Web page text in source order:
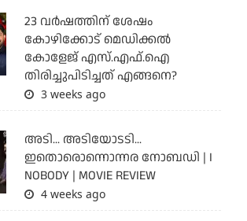
23 വർഷത്തിന് ശേഷം
കോഴിക്കോട് മെഡിക്കൽ
കോളേജ് എസ്.എഫ്.ഐ
തിരിച്ചുപിടിച്ചത് എങ്ങനെ?
3 weeks ago
അടി... അടിയോടടി...
ഇതൊരൊന്നൊന്നര നോബഡി | I
NOBODY | MOVIE REVIEW
4 weeks ago